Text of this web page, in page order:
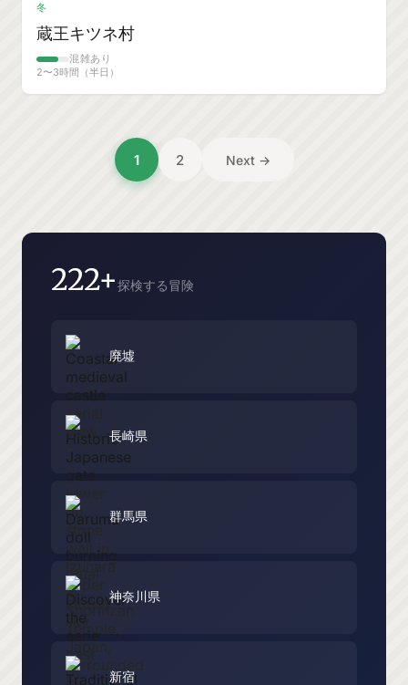
冬
蔵王キツネ村
混雑あり
2〜3時間（半日）
ペ
1 2 Next →
222+探検する冒険
廃墟
長崎県
群馬県
神奈川県
新宿